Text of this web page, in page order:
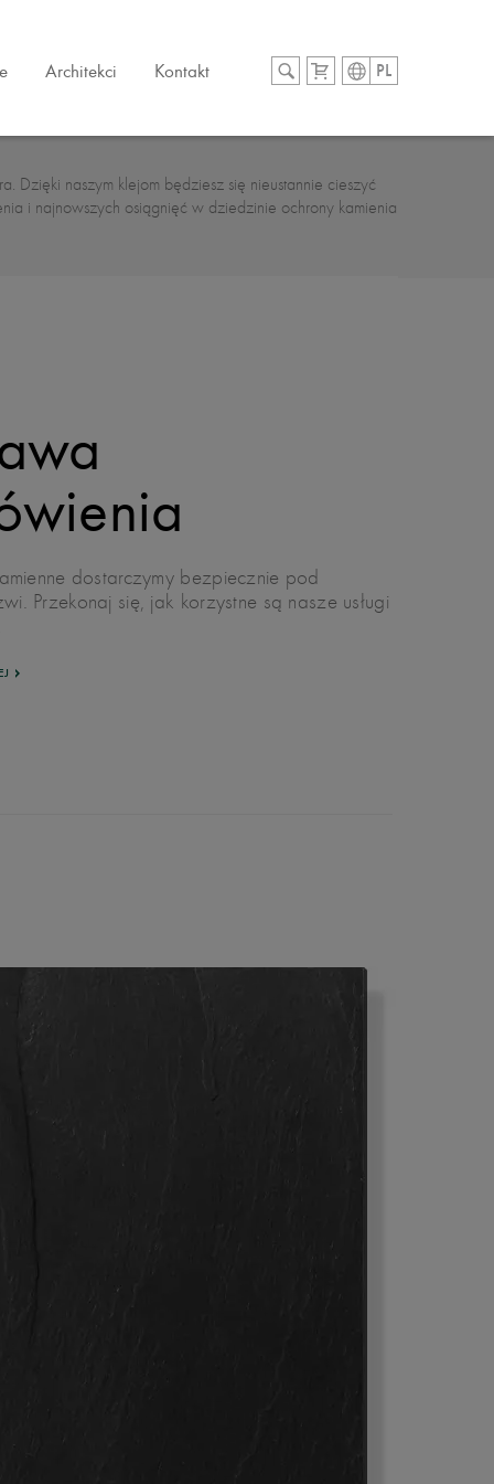
Architekci Kontakt PL
Dzięki naszym klejom będziesz się nieustannie cieszyć
i najnowszych osiągnięć w dziedzinie ochrony kamienia
dostarczymy bezpiecznie pod
Przekonaj się, jak korzystne są nasze usługi